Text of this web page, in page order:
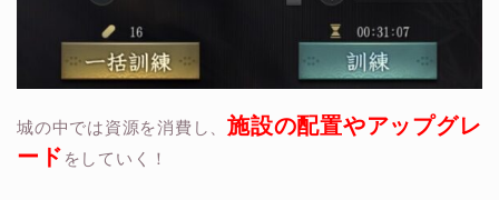
城の中では資源を消費し、施設の配置やアップグレ
ード をしていく！